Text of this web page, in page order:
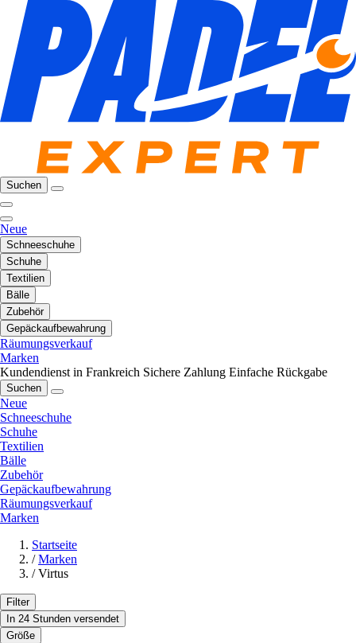
Suchen
Neue
Schneeschuhe
Schuhe
Textilien
Bälle
Zubehör
Gepäckaufbewahrung
Räumungsverkauf
Marken
Kundendienst in Frankreich Sichere Zahlung Einfache Rückgabe
Suchen
Neue
Schneeschuhe
Schuhe
Textilien
Bälle
Zubehör
Gepäckaufbewahrung
Räumungsverkauf
Marken
Startseite
/ Marken
/ Virtus
Filter
In 24 Stunden versendet
Größe